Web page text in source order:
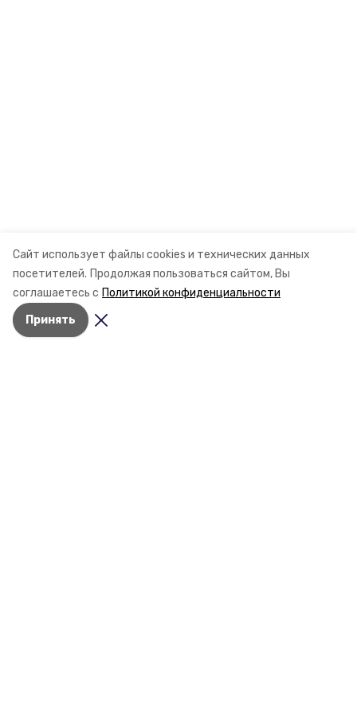
Сайт использует файлы cookies и технических данных
посетителей. Продолжая пользоваться сайтом, Вы
соглашаетесь с Политикой конфиденциальности
Принять